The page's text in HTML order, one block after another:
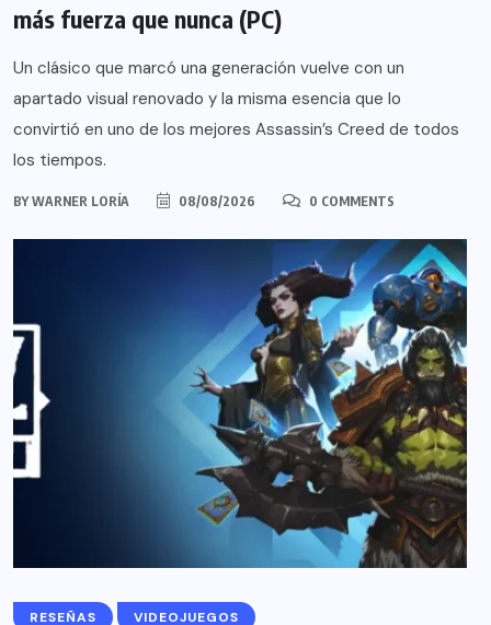
más fuerza que nunca (PC)
Un clásico que marcó una generación vuelve con un
apartado visual renovado y la misma esencia que lo
convirtió en uno de los mejores Assassin’s Creed de todos
los tiempos.
BYWARNER LORÍA 08/08/2026 0 COMMENTS
RESEÑAS VIDEOJUEGOS